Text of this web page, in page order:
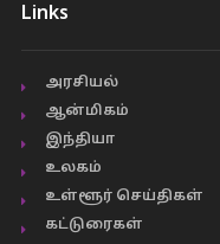
Links
அரசியல்
ஆன்மிகம்
இந்தியா
உலகம்
உள்ளூர் செய்திகள்
கட்டுரைகள்